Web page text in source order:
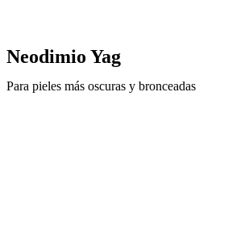
Neodimio Yag
Para pieles más oscuras y bronceadas